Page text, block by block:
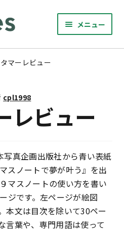
メニュー
サ
展
開
ュ
ー
を
展
開
マーレビュー
cpl1998
レビュー
真企画出版社から青い表紙
スノートで夢が叶う』を出
マスノートの使い方を書い
ジです。左ページが絵図
本文は目次を除いて30ペー
言葉や、専門用語は使って